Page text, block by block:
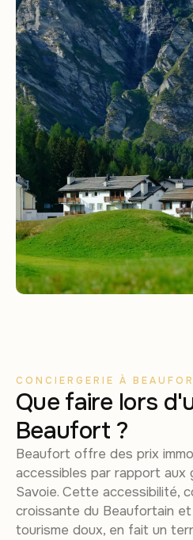
CONCIERGERIE À
Que faire lors
Beaufort ?
Beaufort offre des prix
accessibles par rapport aux
Savoie. Cette accessibilité,
croissante du Beaufortain
tourisme doux, en fait un